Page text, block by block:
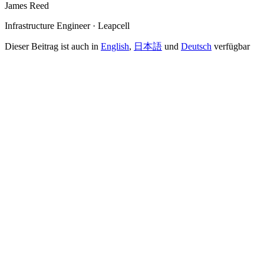
James Reed
Infrastructure Engineer · Leapcell
Dieser Beitrag ist auch in English, 日本語 und Deutsch verfügbar